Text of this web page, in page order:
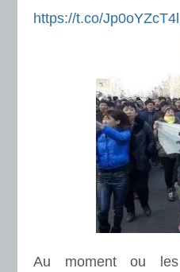
https://t.co/Jp0oYZcT4l
Au moment ou